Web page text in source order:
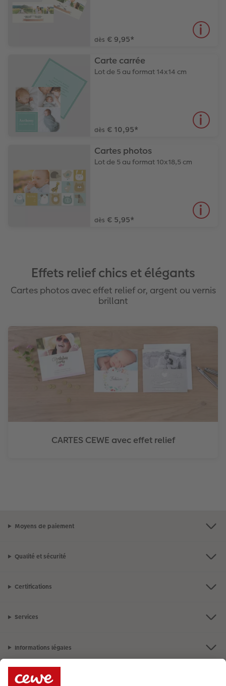
dès € 9,95*
Carte carrée
Lot de 5 au format 14x14 cm
dès € 10,95*
Cartes photos
Lot de 5 au format 10x18,5 cm
dès € 5,95*
Effets relief chics et élégants
Cartes photos avec effet relief or, argent ou vernis
brillant
CARTES CEWE avec effet relief
Moyens de paiement
Qualité et sécurité
Certifications
Services
Informations légales
Assortiment